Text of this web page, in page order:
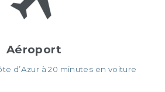
Aéroport
d’Azur à 20 minutes en voiture